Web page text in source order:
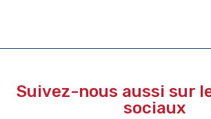
Suivez-nous aussi sur
sociaux